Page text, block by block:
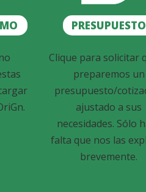
PRESUPUESTO
Clique para solicitar
preparemos un
presupuesto/
ajustado a sus
necesidades. Sólo
falta que nos las
brevemente.